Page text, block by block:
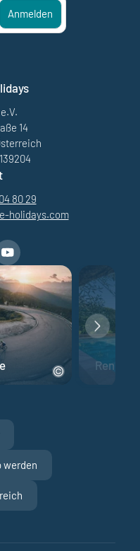
Anmelden
14
80 29
holidays.com
werden